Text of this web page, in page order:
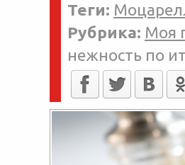
Теги:
Рубрика: Моя
нежность по